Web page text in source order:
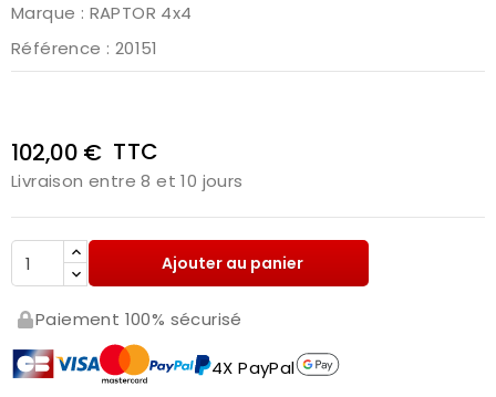
Marque : RAPTOR 4x4
Référence : 20151
102,00 € TTC
Livraison entre 8 et 10 jours
Ajouter au panier
Paiement 100% sécurisé
4X PayPal